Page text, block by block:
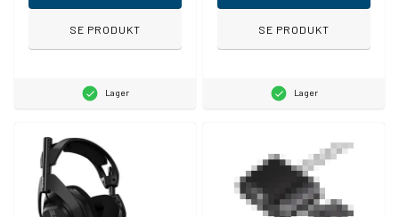
SE PRODUKT
Lager
SE PRODUKT
Lager